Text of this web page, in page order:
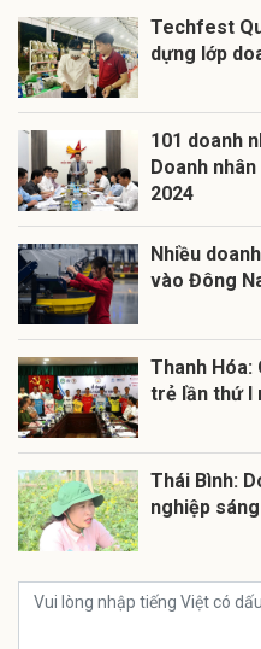
Techfest
dựng lớp
101 doanh
Doanh
2024
Nhiều
vào Đông
Thanh Hóa:
trẻ lần thứ I
Thái Bình:
nghiệp